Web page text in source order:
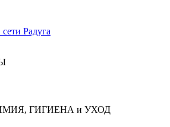
Радуга
ГИГИЕНА и УХОД